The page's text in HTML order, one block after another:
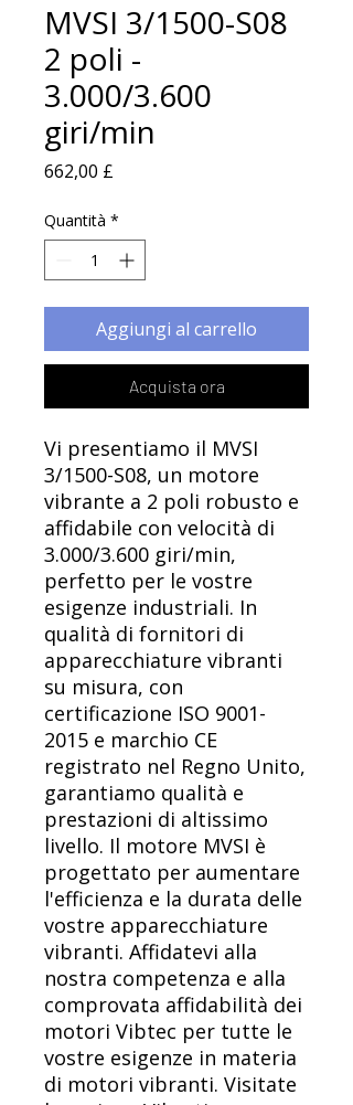
MVSI 3/1500-S08
2 poli -
3.000/3.600
giri/min
662,00 £
Quantità *
Aggiungi al carrello
Acquista ora
Vi presentiamo il MVSI
3/1500-S08, un motore
vibrante a 2 poli robusto e
affidabile con velocità di
3.000/3.600 giri/min,
perfetto per le vostre
esigenze industriali. In
qualità di fornitori di
apparecchiature vibranti
su misura, con
certificazione ISO 9001-
2015 e marchio CE
registrato nel Regno Unito,
garantiamo qualità e
prestazioni di altissimo
livello. Il motore MVSI è
progettato per aumentare
l'efficienza e la durata delle
vostre apparecchiature
vibranti. Affidatevi alla
nostra competenza e alla
comprovata affidabilità dei
motori Vibtec per tutte le
vostre esigenze in materia
di motori vibranti. Visitate